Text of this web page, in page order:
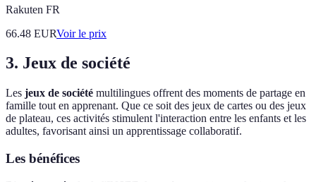
Rakuten FR
66.48 EURVoir le prix
3. Jeux de société
Les jeux de société multilingues offrent des moments de partage en
famille tout en apprenant. Que ce soit des jeux de cartes ou des jeux
de plateau, ces activités stimulent l'interaction entre les enfants et les
adultes, favorisant ainsi un apprentissage collaboratif.
Les bénéfices